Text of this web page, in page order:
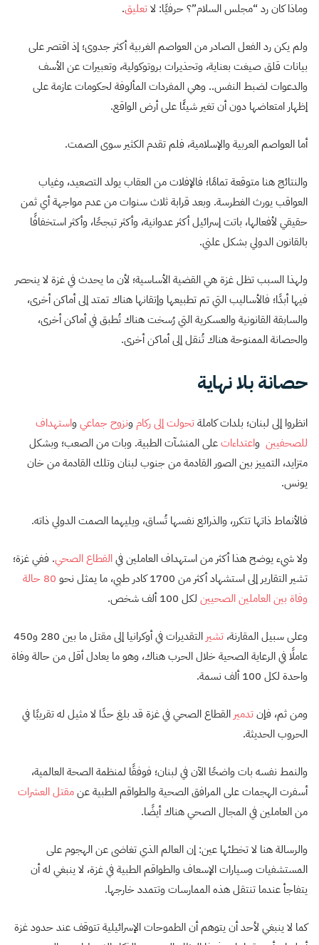
وماذا كان رد “مجلس السلام”؟ حرفيًا: لاتعليق.
ولم يكن رد الفعل الصادر من العواصم الغربية أكثر جدوى؛ إذ اقتصر على
بيانات قلق صيغت بعناية، وتحذيرات بروتوكولية، وتعبيرات عن الأسف
والدعوات لضبط النفس.. وهي المفردات المألوفة لحكومات عازمة على
إظهار امتعاضها دون أن تغير شيئًا على أرض الواقع.
أما العواصم العربية والإسلامية، فلم تقدم الكثير سوى الصمت.
والنتائج هنا متوقعة تمامًا؛ فالإفلات من العقاب يولد التصعيد، وغياب
العواقب يورث الغطرسة. وبعد قرابة ثلاث سنوات من عدم مواجهة أي ثمن
حقيقي لأفعالها، باتت إسرائيل أكثر عدوانية، وأكثر تبجحًا، وأكثر استخفافًا
بالقانون الدولي بشكل علني.
ولهذا السبب تظل غزة هي القضية الأساسية؛ لأن ما يحدث في غزة لا ينحصر
فيها أبدًا؛ فالأساليب التي تم تطبيعها وإتقانها هناك تمتد إلى أماكن أخرى،
والسابقة القانونية والعسكرية التي رُسخت هناك تُطبق في أماكن أخرى،
والحصانة الممنوحة هناك تُنقل إلى أماكن أخرى.
حصانة بلا نهاية
انظروا إلى لبنان؛ بلدات كاملةتحولت إلى ركام ونزوح جماعيواستهداف
للصحفيين واعتداءاتعلى المنشآت الطبية. وبات من الصعب؛ وبشكل
متزايد، التمييز بين الصور القادمة من جنوب لبنان وتلك القادمة من خان
يونس.
فالأنماط ذاتها تتكرر، والذرائع نفسها تُساق، ويليهما الصمت الدولي ذاته.
ولا شيء يوضح هذا أكثر من استهداف العاملين فيالقطاع الصحي. ففي غزة؛
تشير التقارير إلى استشهاد أكثر من 1700 كادر طبي، ما يمثل نحو
80 حالة
وفاة بين العاملين الصحيين لكل 100 ألف شخص.
وعلى سبيل المقارنة، تشير
التقديرات في أوكرانيا إلى مقتل ما بين 280 و450
عاملًا في الرعاية الصحية خلال الحرب هناك، وهو ما يعادل أقل من حالة وفاة
واحدة لكل 100 ألف نسمة.
ومن ثم، فإنتدمير القطاع الصحي في غزة قد بلغ حدًا لا مثيل له تقريبًا في
الحروب الحديثة.
والنمط نفسه بات واضحًا الآن في لبنان؛ فوفقًا لمنظمة الصحة العالمية،
أسفرت الهجمات على المرافق الصحية والطواقم الطبية عنمقتل العشرات
من العاملين في المجال الصحي هناك أيضًا.
والرسالة هنا لا تخطئها عين: إن العالم الذي تغاضى عن الهجوم على
المستشفيات وسيارات الإسعاف والطواقم الطبية في غزة، لا ينبغي له أن
يتفاجأ عندما تنتقل هذه الممارسات وتتمدد خارجها.
كما لا ينبغي لأحد أن يتوهم أن الطموحات الإسرائيلية تتوقف عند حدود غزة